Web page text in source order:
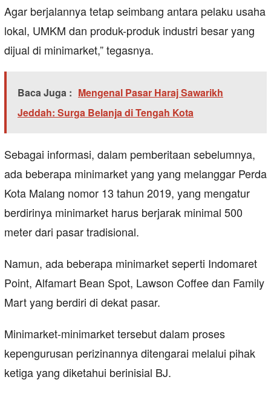
Agar berjalannya tetap seimbang antara pelaku usaha
lokal, UMKM dan produk-produk industri besar yang
dijual di minimarket,” tegasnya.
Baca Juga : Mengenal Pasar Haraj Sawarikh
Jeddah: Surga Belanja di Tengah Kota
Sebagai informasi, dalam pemberitaan sebelumnya,
ada beberapa minimarket yang yang melanggar Perda
Kota Malang nomor 13 tahun 2019, yang mengatur
berdirinya minimarket harus berjarak minimal 500
meter dari pasar tradisional.
Namun, ada beberapa minimarket seperti Indomaret
Point, Alfamart Bean Spot, Lawson Coffee dan Family
Mart yang berdiri di dekat pasar.
Minimarket-minimarket tersebut dalam proses
kepengurusan perizinannya ditengarai melalui pihak
ketiga yang diketahui berinisial BJ.